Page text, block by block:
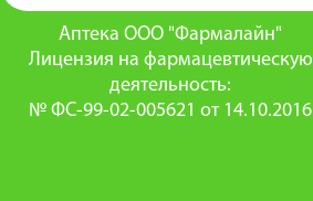
Аптека ООО "Фармалайн"
Лицензия на фармацевтическую
деятельность:
№ ФС-99-02-005621 от 14.10.2016